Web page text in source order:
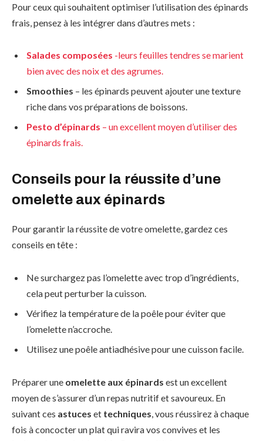
Pour ceux qui souhaitent optimiser l’utilisation des épinards
frais, pensez à les intégrer dans d’autres mets :
Salades composées -leurs feuilles tendres se marient
bien avec des noix et des agrumes.
Smoothies – les épinards peuvent ajouter une texture
riche dans vos préparations de boissons.
Pesto d’épinards – un excellent moyen d’utiliser des
épinards frais.
Conseils pour la réussite d’une
omelette aux épinards
Pour garantir la réussite de votre omelette, gardez ces
conseils en tête :
Ne surchargez pas l’omelette avec trop d’ingrédients,
cela peut perturber la cuisson.
Vérifiez la température de la poêle pour éviter que
l’omelette n’accroche.
Utilisez une poêle antiadhésive pour une cuisson facile.
Préparer une omelette aux épinards est un excellent
moyen de s’assurer d’un repas nutritif et savoureux. En
suivant ces astuces et techniques , vous réussirez à chaque
fois à concocter un plat qui ravira vos convives et les